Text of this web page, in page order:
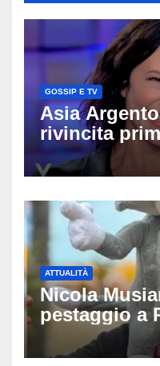
GOSSIP E TV
Asia
rivincita
carriera:
ATTUALITÀ
Nicola
pestaggio a
quattro
dopo video,